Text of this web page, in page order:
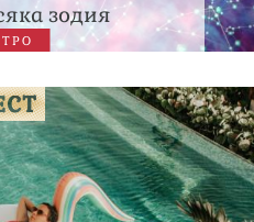
зодия